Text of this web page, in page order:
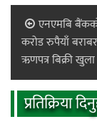
एनएमबि
करोड रुपैयाँ
ऋणपत्र बिक्री खुला
प्रतिक्रिया